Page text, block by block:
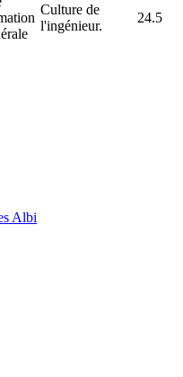
Culture de
l'ingénieur.
24.5
Albi